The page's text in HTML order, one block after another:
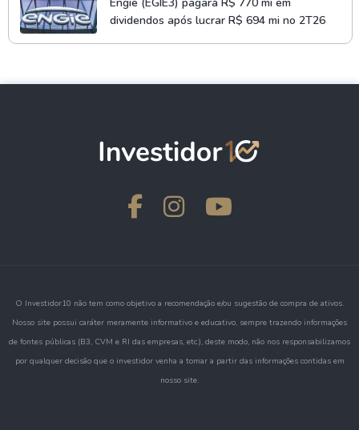
dividendos após lucrar R$ 694 mi no 2T26
O Investidor10 não tem como objetivo a recomendação e/ou sugestão de compra de ativos.
Nosso site possui caráter meramente informativo e educativo, sempre trazendo informações
de fontes públicas (B3, CVM e RI das empresas, etc.), deste modo, não nos responsabilizamos
por qualquer decisão que o investidor venha a tomar a partir das informações contidas em
nosso site.